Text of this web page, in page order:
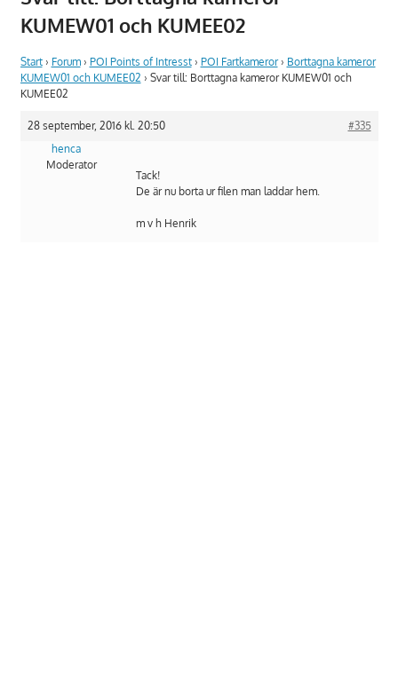
KUMEW01 och KUMEE02
Start › Forum › POI Points of Intresst › POI Fartkameror › Borttagna kameror
KUMEW01 och KUMEE02 › Svar till: Borttagna kameror KUMEW01 och
KUMEE02
28 september, 2016 kl. 20:50
#335
henca
Moderator
Tack!
De är nu borta ur filen man laddar hem.
m v h Henrik